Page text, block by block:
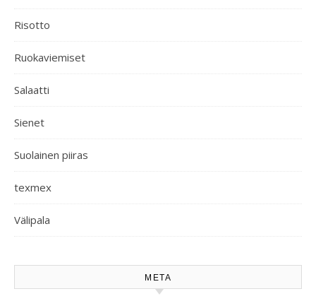
Risotto
Ruokaviemiset
Salaatti
Sienet
Suolainen piiras
texmex
Välipala
META